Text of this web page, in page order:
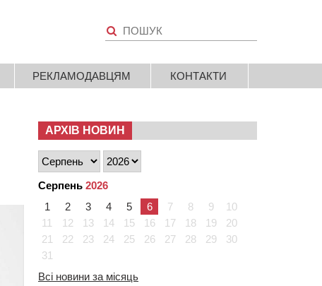
РЕКЛАМОДАВЦЯМ КОНТАКТИ
АРХІВ НОВИН
Серпень 2026
1
2 3 4 5 6 7 8 9
10
11
12 13 14 15 16 17 18 19
20
21
22 23 24 25 26 27 28 29
30
31
Всі новини за місяць